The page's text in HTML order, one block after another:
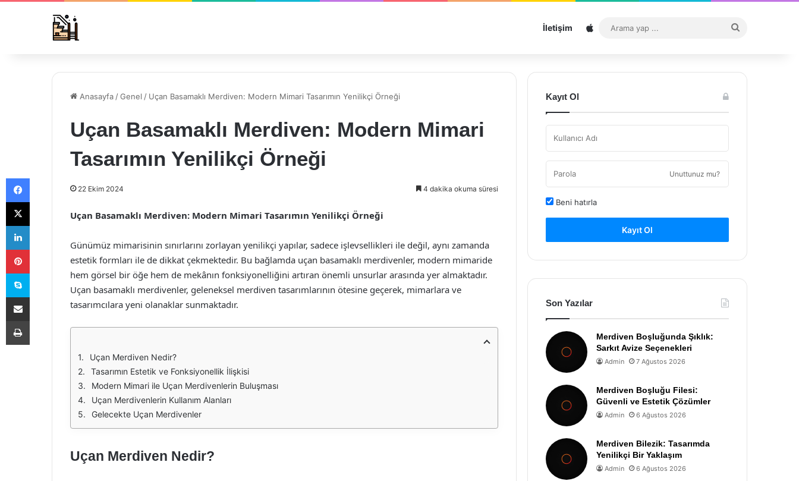
İletişim Sitemap
...
Anasayfa /Genel / Uçan Basamaklı Merdiven: Modern Mimari Tasarımın Yenilikçi Örneği
Uçan Basamaklı Merdiven: Modern Mimari
Tasarımın Yenilikçi Örneği
22 Ekim 2024 4 dakika okuma süresi
Uçan Basamaklı Merdiven: Modern Mimari Tasarımın Yenilikçi Örneği
Günümüz mimarisinin sınırlarını zorlayan yenilikçi yapılar, sadece işlevsellikleri ile değil, aynı zamanda
estetik formları ile de dikkat çekmektedir. Bu bağlamda uçan basamaklı merdivenler, modern mimaride
hem görsel bir öğe hem de mekânın fonksiyonelliğini artıran önemli unsurlar arasında yer almaktadır.
Uçan basamaklı merdivenler, geleneksel merdiven tasarımlarının ötesine geçerek, mimarlara ve
tasarımcılara yeni olanaklar sunmaktadır.
Uçan Merdiven Nedir?
Tasarımın Estetik ve Fonksiyonellik İlişkisi
Modern Mimari ile Uçan Merdivenlerin Buluşması
Uçan Merdivenlerin Kullanım Alanları
Gelecekte Uçan Merdivenler
Uçan Merdiven Nedir?
Kayıt Ol
Unuttunuz mu?
Beni hatırla
Kayıt Ol
Son Yazılar
Merdiven Boşluğunda Şıklık:
Sarkıt Avize Seçenekleri
Admin 7 Ağustos 2026
Merdiven Boşluğu Filesi:
Güvenli ve Estetik Çözümler
Admin 6 Ağustos 2026
Merdiven Bilezik: Tasarımda
Yenilikçi Bir Yaklaşım
Admin 6 Ağustos 2026
Facebook
X
LinkedIn
Pinterest
Skype
E-Posta ile paylaş